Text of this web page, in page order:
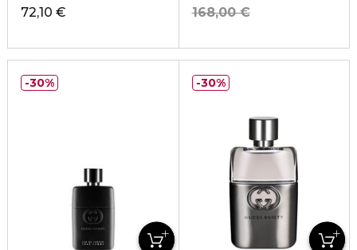
72,10 €
168,00 €
30% 30%